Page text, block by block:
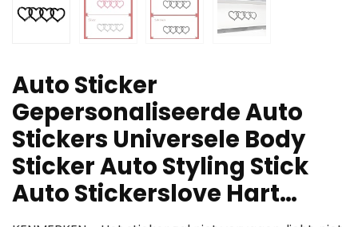
Auto Sticker
Gepersonaliseerde Auto
Stickers Universele Body
Sticker Auto Styling Stick
Auto Stickerslove Hart…